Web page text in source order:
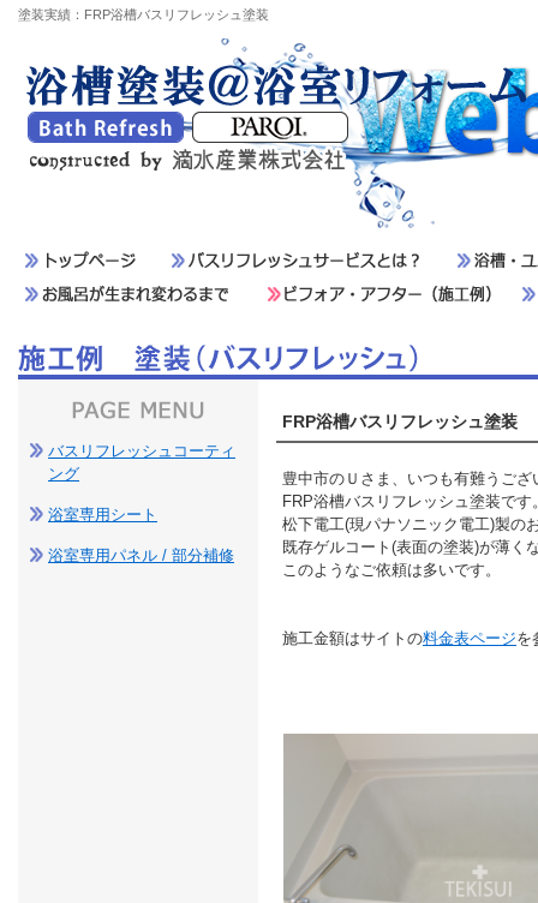
塗装実績：FRP浴槽バスリフレッシュ塗装
バスリフレッシュコーティ
ング
浴室専用シート
浴室専用パネル / 部分補修
FRP浴槽バスリフレッシュ塗装
豊中市のＵさま、いつも有難うござ
FRP浴槽バスリフレッシュ塗装です
松下電工(現パナソニック電工)製の
既存ゲルコート(表面の塗装)が薄く
このようなご依頼は多いです。
施工金額はサイトの料金表ページを